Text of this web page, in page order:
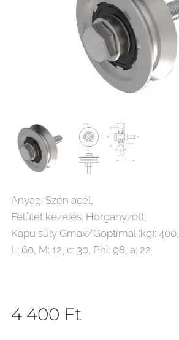
Anyag: Szén acél,
Felület kezelés: Horganyzott,
Kapu súly Gmax/Goptimal (kg): 400,
L: 60, M: 12, c: 30, Phi: 98, a: 22
4 400 Ft